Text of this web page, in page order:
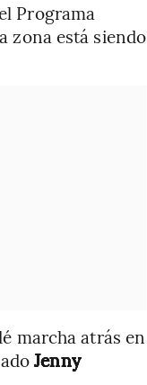
Programa
zona está siendo
marcha atrás en
Jenny